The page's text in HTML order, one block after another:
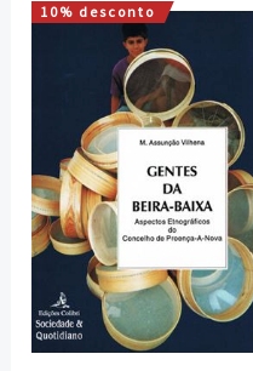
10% desconto
O
preço
original
era:
20,00 €.
O
preço
atual
é:
18,00 €.